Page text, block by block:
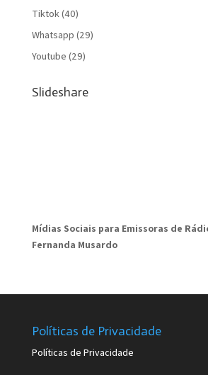
Tiktok(40)
Whatsapp (29)
Youtube (29)
Slideshare
Mídias Sociais para Emissoras de
Fernanda Musardo
Políticas de Privacidade
Políticas de Privacidade